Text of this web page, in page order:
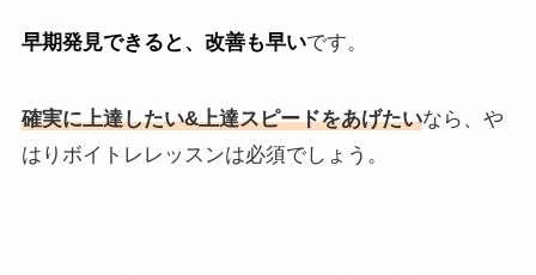
早期発見できると、改善も早いです。
確実に上達したい&上達スピードをあげたいなら、や
はりボイトレレッスンは必須でしょう。